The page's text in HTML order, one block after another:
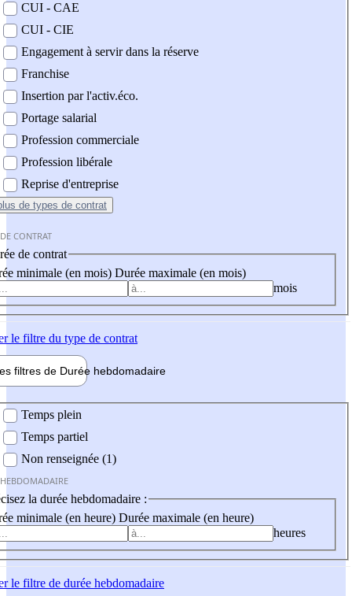
CUI - CAE
CUI - CIE
Engagement à servir dans la réserve
Franchise
Insertion par l'activ.éco.
Portage salarial
Profession commerciale
Profession libérale
Reprise d'entreprise
de types de contrat
CONTRAT
de contrat
minimale (en mois) Durée maximale (en mois)
mois
le filtre du type de contrat
filtres de Durée hebdomadaire
Temps plein
Temps partiel
Non renseignée (1)
la durée hebdomadaire :
minimale (en heure) Durée maximale (en heure)
heures
le filtre de durée hebdomadaire